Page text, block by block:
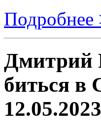
Подробнее
Дмитрий
биться в